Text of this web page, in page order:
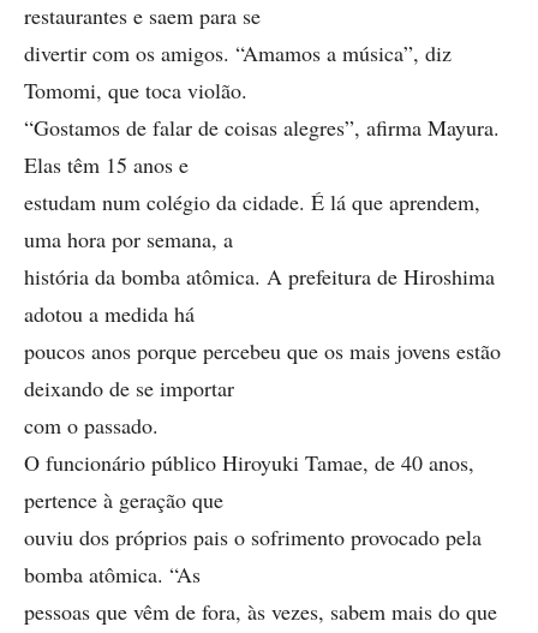
restaurantes e saem para se
divertir com os amigos. “Amamos a música”, diz
Tomomi, que toca violão.
“Gostamos de falar de coisas alegres”, afirma Mayura.
Elas têm 15 anos e
estudam num colégio da cidade. É lá que aprendem,
uma hora por semana, a
história da bomba atômica. A prefeitura de Hiroshima
adotou a medida há
poucos anos porque percebeu que os mais jovens estão
deixando de se importar
com o passado.
O funcionário público Hiroyuki Tamae, de 40 anos,
pertence à geração que
ouviu dos próprios pais o sofrimento provocado pela
bomba atômica. “As
pessoas que vêm de fora, às vezes, sabem mais do que